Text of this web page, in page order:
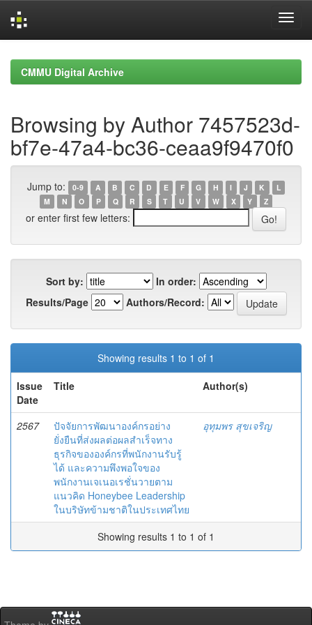
navigationCMMU Digital Archive
Browsing by Author 7457523d-
bf7e-47a4-bc36-ceaa9f9470f0
Jump to: 0-9 A B C D E F G H I J K
L
M
N O P Q R S T U V W X Y Z
or enter first few letters:
Sort by:
In order:
Results/Page
Authors/Record:
Showing results 1 to 1 of 1
Issue
Date
Title Author(s)
2567
ปัจจัยการพัฒนาองค์กรอย่าง
ยั่งยืนที่ส่งผลต่อผลสำเร็จทาง
ธุรกิจขององค์กรที่พนักงานรับรู้
ได้ และความพึงพอใจของ
พนักงานเจเนอเรชั่นวายตาม
แนวคิด Honeybee Leadership
ในบริษัทข้ามชาติในประเทศไทย
อุทุมพร สุขเจริญ
Showing results 1 to 1 of 1